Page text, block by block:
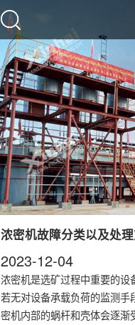
浓密机故障分类以及处
2023-12-04
浓密机是选矿过程中重要的设
若无对设备承载负荷的监测
密机内部的蜗杆和壳体会逐